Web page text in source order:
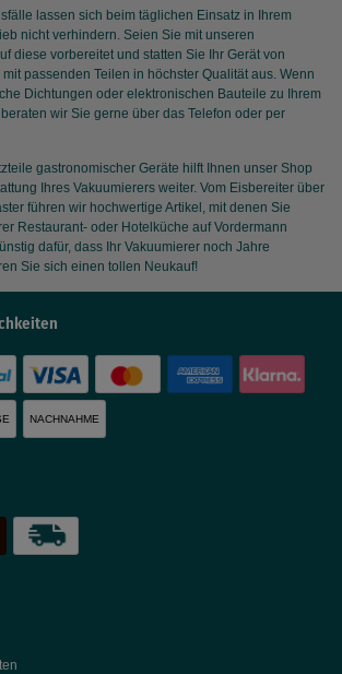
lassen sich beim täglichen Einsatz in Ihrem
nicht verhindern. Seien Sie mit unseren
diese vorbereitet und statten Sie Ihr Gerät von
passenden Teilen in höchster Qualität aus. Wenn
Dichtungen oder elektronischen Bauteile zu Ihrem
wir Sie gerne über das Telefon oder per
gastronomischer Geräte hilft Ihnen unser Shop
Ihres Vakuumierers weiter. Vom Eisbereiter über
führen wir hochwertige Artikel, mit denen Sie
Restaurant- oder Hotelküche auf Vordermann
dafür, dass Ihr Vakuumierer noch Jahre
Sie sich einen tollen Neukauf!
NACHNAHME